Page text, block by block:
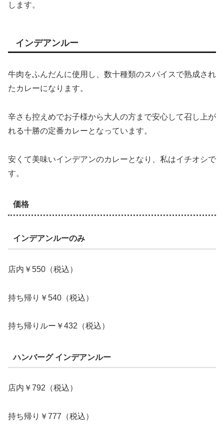
します。
インデアンルー
牛肉をふんだんに使用し、数十種類のスパイスで熟成され
たカレーになります。
辛さも控えめでお子様から大人の方まで安心して召し上が
れる十勝の定番カレーとなっています。
安くて美味いインデアンのカレーとなり、私はイチオシで
す。
価格
インデアンルーのみ
店内￥550（税込）
持ち帰り￥540（税込）
持ち帰りルー￥432（税込）
ハンバーグ インデアンルー
店内￥792（税込）
持ち帰り￥777（税込）